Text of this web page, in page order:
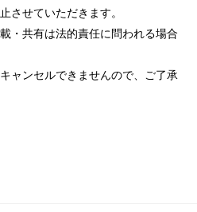
させていただきます。
・共有は法的責任に問われる場合
ャンセルできませんので、ご了承